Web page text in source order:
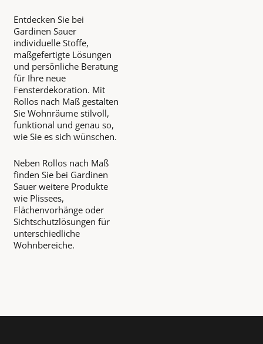
Entdecken Sie bei
Gardinen Sauer
individuelle Stoffe,
maßgefertigte Lösungen
und persönliche Beratung
für Ihre neue
Fensterdekoration. Mit
Rollos nach Maß gestalten
Sie Wohnräume stilvoll,
funktional und genau so,
wie Sie es sich wünschen.
Neben Rollos nach Maß
finden Sie bei Gardinen
Sauer weitere Produkte
wie Plissees,
Flächenvorhänge oder
Sichtschutzlösungen für
unterschiedliche
Wohnbereiche.